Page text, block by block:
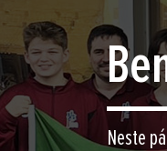
Junte-